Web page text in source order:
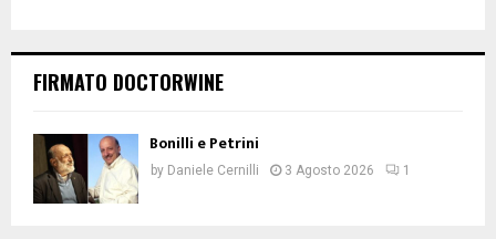
FIRMATO DOCTORWINE
Bonilli e Petrini
by Daniele Cernilli 3 Agosto 2026 1